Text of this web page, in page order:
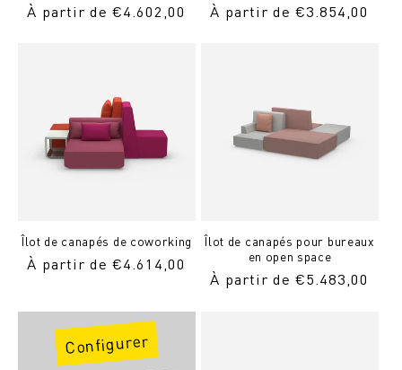
Prix
À partir de €4.602,00
Prix
À partir de €3.854,00
Îlot de canapés de coworking
Prix
À partir de €4.614,00
Îlot de canapés pour bureaux
en open space
Prix
À partir de €5.483,00
Configurer